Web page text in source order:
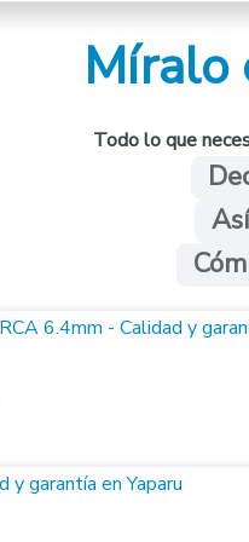
Míralo
Todo lo que